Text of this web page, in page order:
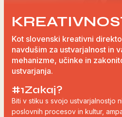
Kot slovenski kreativni
navdušim za ustvarjalnost in
mehanizme, učinke in
ustvarjanja.
#1Zakaj?
Biti v stiku s svojo ustvarjalnostjo
poslovnih procesov in kultur,